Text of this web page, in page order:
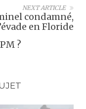
NEXT ARTICLE
condamné,
en Floride
?